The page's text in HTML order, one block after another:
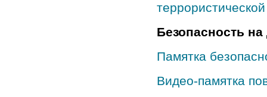
Безопасность на
Памятка
Видео-памятка